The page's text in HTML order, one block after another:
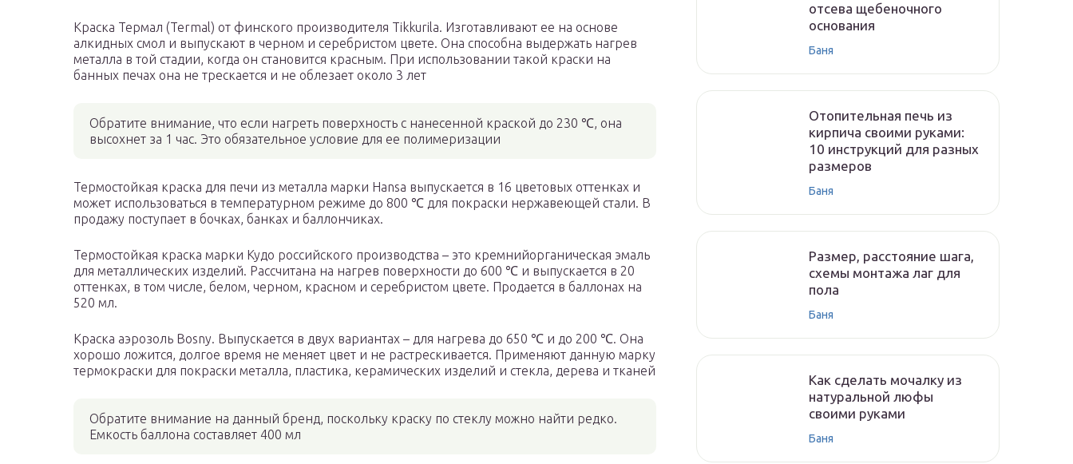
Краска Термал (Termal) от финского производителя Tikkurila. Изготавливают ее на основе
алкидных смол и выпускают в черном и серебристом цвете. Она способна выдержать нагрев
металла в той стадии, когда он становится красным. При использовании такой краски на
банных печах она не трескается и не облезает около 3 лет
Обратите внимание, что если нагреть поверхность с нанесенной краской до 230 ℃, она
высохнет за 1 час. Это обязательное условие для ее полимеризации
Термостойкая краска для печи из металла марки Hansa выпускается в 16 цветовых оттенках и
может использоваться в температурном режиме до 800 ℃ для покраски нержавеющей стали. В
продажу поступает в бочках, банках и баллончиках.
Термостойкая краска марки Кудо российского производства – это кремнийорганическая эмаль
для металлических изделий. Рассчитана на нагрев поверхности до 600 ℃ и выпускается в 20
оттенках, в том числе, белом, черном, красном и серебристом цвете. Продается в баллонах на
520 мл.
Краска аэрозоль Bosny. Выпускается в двух вариантах – для нагрева до 650 ℃ и до 200 ℃. Она
хорошо ложится, долгое время не меняет цвет и не растрескивается. Применяют данную марку
термокраски для покраски металла, пластика, керамических изделий и стекла, дерева и тканей
Обратите внимание на данный бренд, поскольку краску по стеклу можно найти редко.
Емкость баллона составляет 400 мл
отсева щебеночного
основания
Баня
Отопительная печь из
кирпича своими руками:
10 инструкций для разных
размеров
Баня
Размер, расстояние шага,
схемы монтажа лаг для
пола
Баня
Как сделать мочалку из
натуральной люфы
своими руками
Баня